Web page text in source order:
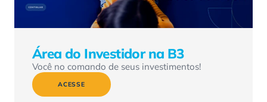
Área do Investidor na B3
Você no comando de seus investimentos!
ACESSE